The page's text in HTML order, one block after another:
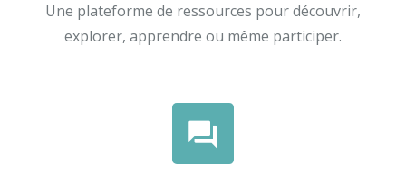
Une plateforme de ressources pour découvrir,
explorer, apprendre ou même participer.